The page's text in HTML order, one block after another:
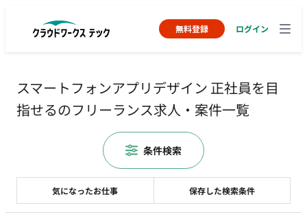
無料登録 ログイン
スマートフォンアプリデザイン 正社員を目
指せるのフリーランス求人・案件一覧
気になったお仕事 保存した検索条件
条件検索